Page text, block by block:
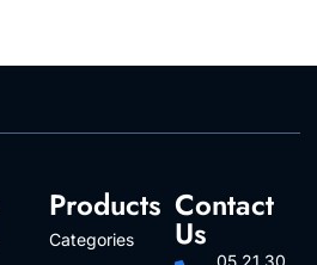
Products
Categories
Contact
Us
05 21 30